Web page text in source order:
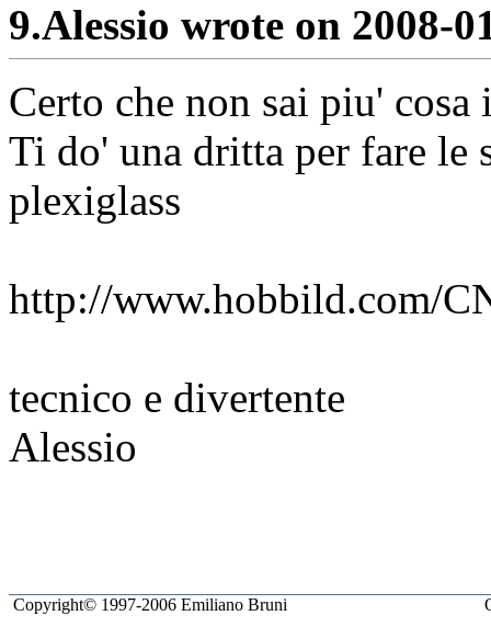
9.Alessio wrote on 2008-
Certo che non sai piu' cosa
Ti do' una dritta per fare le
plexiglass
http://www.hobbild.com/
tecnico e divertente
Alessio
Copyright© 1997-2006 Emiliano Bruni